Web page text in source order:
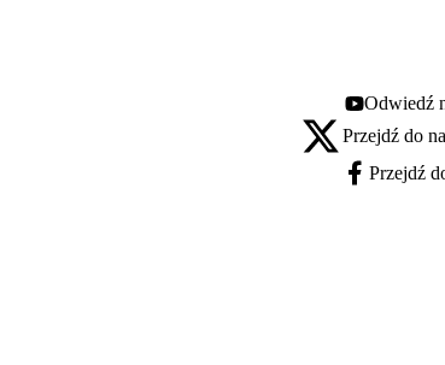
Youtube -
Odwiedź
X - otwiera się w nowej
Przejdź do
Facebook -
Przejdź